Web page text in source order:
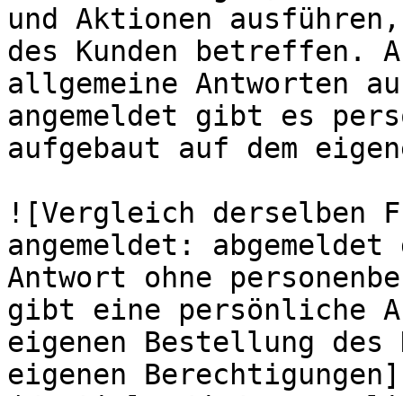
und Aktionen
des Kunden betreffen.
allgemeine Antworten
angemeldet gibt es
aufgebaut auf dem
![Vergleich derselben
angemeldet:
Antwort ohne
gibt eine persönliche
eigenen Bestellung des
eigenen Berechtigungen]